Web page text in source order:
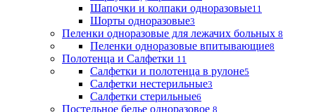
Шапочки и колпаки одноразовые11
Шорты одноразовые3
Пеленки одноразовые для лежачих больных 8
Пеленки одноразовые впитывающие8
Полотенца и Салфетки 11
Салфетки и полотенца в рулоне5
Салфетки нестерильные3
Салфетки стерильные6
Постельное белье одноразовое 8